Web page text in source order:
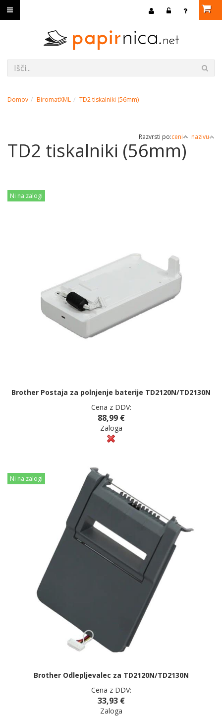
Domov BiromatXML TD2 tiskalniki (56mm)
Razvrsti po:ceni nazivu
TD2 tiskalniki (56mm)
Ni na zalogi
Brother Postaja za polnjenje baterije TD2120N/TD2130N
Cena z DDV:
88,99 €
Zaloga
Ni na zalogi
Brother Odlepljevalec za TD2120N/TD2130N
Cena z DDV:
33,93 €
Zaloga